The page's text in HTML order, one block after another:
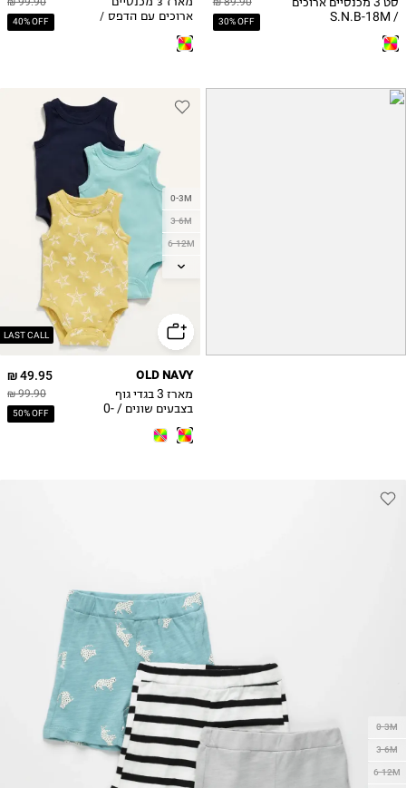
30% OFF
/ S.N.B-18M
40% OFF
ארוכים עם הדפס /
LAST CALL
0-3M
3-6M
6-12M
12-18M
49.95 ₪
99.90 ₪
50% OFF
OLD NAVY
מארז 3 בגדי גוף
בצבעים שונים / 0-
0-3M
3-6M
6-12M